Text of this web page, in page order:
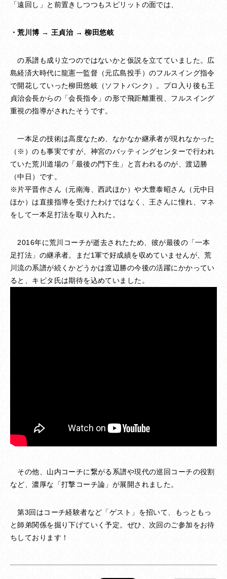
「遠回し」と前置きしつつもスピリットの面では、
・荒川博 → 王貞治 → 柳田悠岐
の系譜も成り立つのではないかと仮説を立てていました。広
島経済大時代に龍憲一監督（元広島投手）のフルスイング指令
で開花していった柳田悠岐（ソフトバンク）。プロ入り後も王
貞治会長からの「会長指令」の形で飛距離重視、フルスイング
重視の指導がされたそうです。
一本足の技術は高度なため、なかなか継承者が現れなかった
（※）のも事実ですが、神宮のバッティングセンターで行われ
ていた荒川道場の「最後の門下生」と言われるのが、渡辺勝
（中日）です。
※片平晋作さん（元南海、西武ほか）や大豊泰昭さん（元中日
ほか）は直接指導を受けたわけではなく、王さんに憧れ、マネ
をして一本足打法を取り入れた。
2016年に荒川コーチが逝去されたため、彼が最後の「一本
足打法」の継承者。まだ1軍で好成績を収めていませんが、荒
川流の系譜が続くかどうかは渡辺勝の今後の活躍にかかってい
ると、キビタ氏は期待を込めていました。
その他、山内コーチに繋がる系譜や現代の巡回コーチの役割
など、濃厚な「打撃コーチ論」が展開されました。
第3回はコーチ経験者など「ゲスト」を招いて、もっともっ
と師弟関係を掘り下げていく予定。ぜひ、次回のご参加をお待
ちしております！